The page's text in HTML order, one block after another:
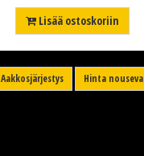
Lisää ostoskoriin
Aakkosjärjestys Hinta nouseva